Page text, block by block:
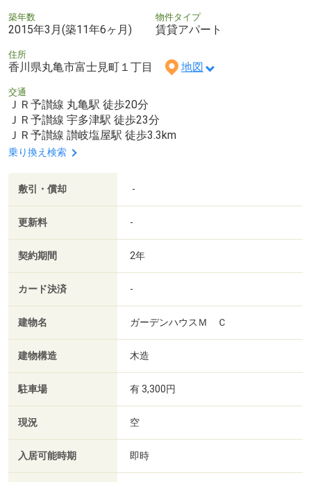
築年数
2015年3月(築11年6ヶ月)
物件タイプ
賃貸アパート
住所
香川県丸亀市富士見町１丁目 地図
交通
ＪＲ予讃線 丸亀駅 徒歩20分
ＪＲ予讃線 宇多津駅 徒歩23分
ＪＲ予讃線 讃岐塩屋駅 徒歩3.3km
乗り換え検索
敷引・償却 -
更新料 -
契約期間 2年
カード決済 -
建物名 ガーデンハウスＭ Ｃ
建物構造 木造
駐車場 有 3,300円
現況 空
入居可能時期 即時